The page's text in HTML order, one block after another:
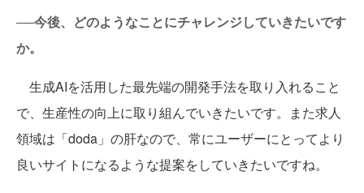
──今後、どのようなことにチャレンジしていきたいです
か。
生成AIを活用した最先端の開発手法を取り入れること
で、生産性の向上に取り組んでいきたいです。また求人
領域は「doda」の肝なので、常にユーザーにとってより
良いサイトになるような提案をしていきたいですね。